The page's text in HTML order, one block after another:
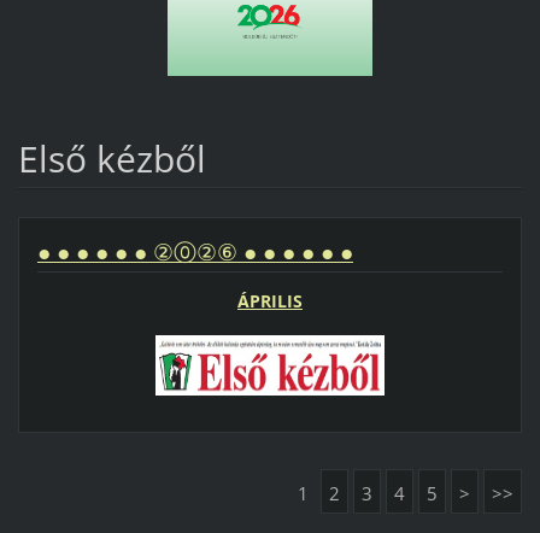
Első kézből
● ● ● ● ● ● ②⓪②⑥ ● ● ● ● ● ●
ÁPRILIS
1 2 3 4 5 > >>